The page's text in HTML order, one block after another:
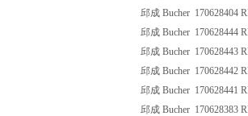
邱成 Bucher 170628404
邱成 Bucher 170628444
邱成 Bucher 170628443
邱成 Bucher 170628442
邱成 Bucher 170628441
邱成 Bucher 170628383